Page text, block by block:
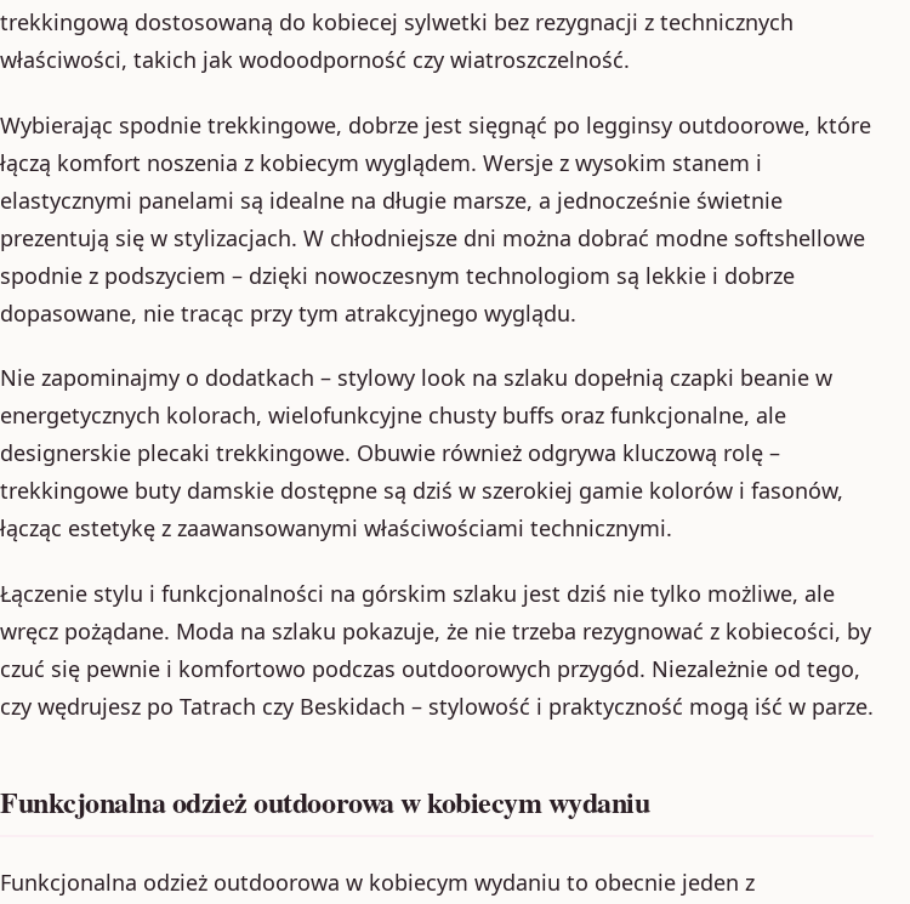
trekkingową dostosowaną do kobiecej sylwetki bez rezygnacji z technicznych
właściwości, takich jak wodoodporność czy wiatroszczelność.
Wybierając spodnie trekkingowe, dobrze jest sięgnąć po legginsy outdoorowe, które
łączą komfort noszenia z kobiecym wyglądem. Wersje z wysokim stanem i
elastycznymi panelami są idealne na długie marsze, a jednocześnie świetnie
prezentują się w stylizacjach. W chłodniejsze dni można dobrać modne softshellowe
spodnie z podszyciem – dzięki nowoczesnym technologiom są lekkie i dobrze
dopasowane, nie tracąc przy tym atrakcyjnego wyglądu.
Nie zapominajmy o dodatkach – stylowy look na szlaku dopełnią czapki beanie w
energetycznych kolorach, wielofunkcyjne chusty buffs oraz funkcjonalne, ale
designerskie plecaki trekkingowe. Obuwie również odgrywa kluczową rolę –
trekkingowe buty damskie dostępne są dziś w szerokiej gamie kolorów i fasonów,
łącząc estetykę z zaawansowanymi właściwościami technicznymi.
Łączenie stylu i funkcjonalności na górskim szlaku jest dziś nie tylko możliwe, ale
wręcz pożądane. Moda na szlaku pokazuje, że nie trzeba rezygnować z kobiecości, by
czuć się pewnie i komfortowo podczas outdoorowych przygód. Niezależnie od tego,
czy wędrujesz po Tatrach czy Beskidach – stylowość i praktyczność mogą iść w parze.
Funkcjonalna odzież outdoorowa w kobiecym wydaniu
Funkcjonalna odzież outdoorowa w kobiecym wydaniu to obecnie jeden z